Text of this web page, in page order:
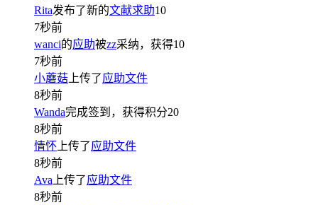
Rita发布了新的文献求助10
7秒前
wanci的应助被zz采纳，获得10
7秒前
小蘑菇 上传了应助文件
8秒前
Wanda完成签到，获得积分20
8秒前
情怀 上传了应助文件
8秒前
Ava 上传了应助文件
8秒前